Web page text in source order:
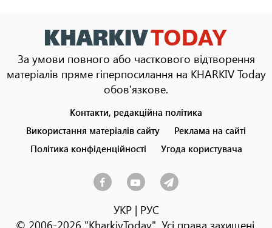
За умови повного або часткового відтворення
матеріалів пряме гіперпосилання на KHARKIV Today
обов'язкове.
menu
Контакти, редакційна політика
Використання матеріалів сайту
Реклама на сайті
Політика конфіденційності
Угода користувача
УКР| РУС
© 2006-2026 "KharkivToday". Усі права захищені.